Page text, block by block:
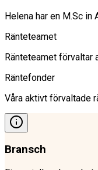
Ränteteamet
Ränteteamet förvaltar
Räntefonder
Våra aktivt förvaltade
Bransch